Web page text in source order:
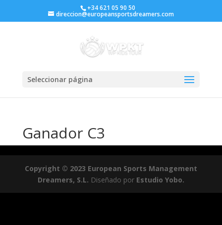
+34 621 05 90 50
direccion@europeansportsdreamers.com
Seleccionar página
Ganador C3
Copyright © 2023 European Sports Management
Dreamers, S.L. Diseñado por Estudio Yobo.